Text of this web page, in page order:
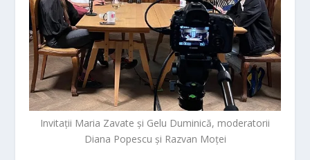
Invitații Maria Zavate și Gelu Duminică, moderatorii
Diana Popescu și Razvan Moței